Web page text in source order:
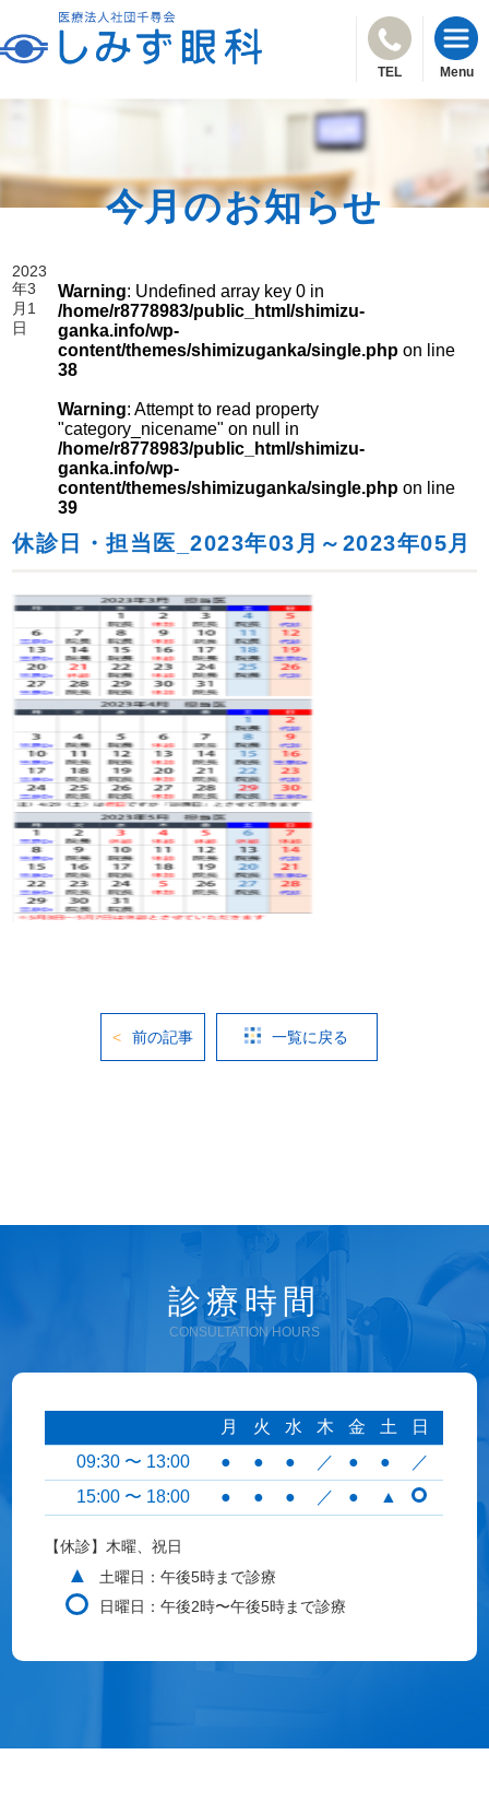
TEL Menu
今月のお知らせ
2023
年3
月1
日
Warning: Undefined array key 0 in
/home/r8778983/public_html/shimizu-
ganka.info/wp-
content/themes/shimizuganka/single.php on line
38
Warning: Attempt to read property
"category_nicename" on null in
/home/r8778983/public_html/shimizu-
ganka.info/wp-
content/themes/shimizuganka/single.php on line
39
休診日・担当医_2023年03月～2023年05月
前の記事 一覧に戻る
診療時間
CONSULTATION HOURS
月 火 水 木 金 土
日
09:30 〜 13:00
● ● ● ／ ● ●
／
15:00 〜 18:00
● ● ● ／ ● ▲
【休診】木曜、祝日
▲
土曜日：午後5時まで診療
日曜日：午後2時〜午後5時まで診療